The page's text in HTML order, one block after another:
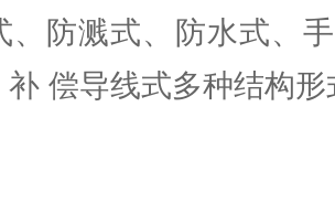
、防溅式、防水式、
补 偿导线式多种结构形